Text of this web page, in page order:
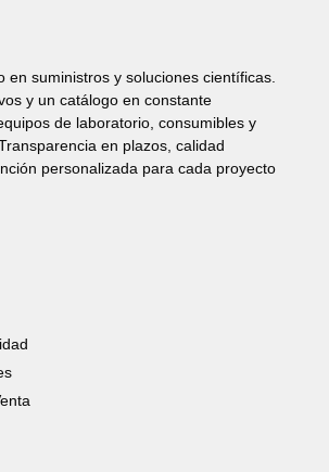
en suministros y soluciones científicas.
y un catálogo en constante
de laboratorio, consumibles y
en plazos, calidad
personalizada para cada proyecto